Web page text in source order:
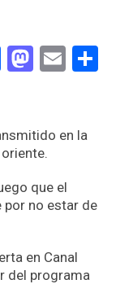
Facebook
Mastodon
Email
en la
que el
por no estar de
en Canal
del programa